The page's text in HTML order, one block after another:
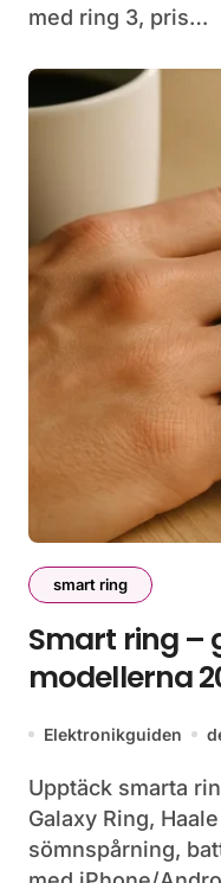
med ring 3, pris…
smart ring
Smart ring –
modellerna
Elektronikguiden
Upptäck smarta ringar 2025: Oura, Samsung
Galaxy Ring,
sömnspårning,